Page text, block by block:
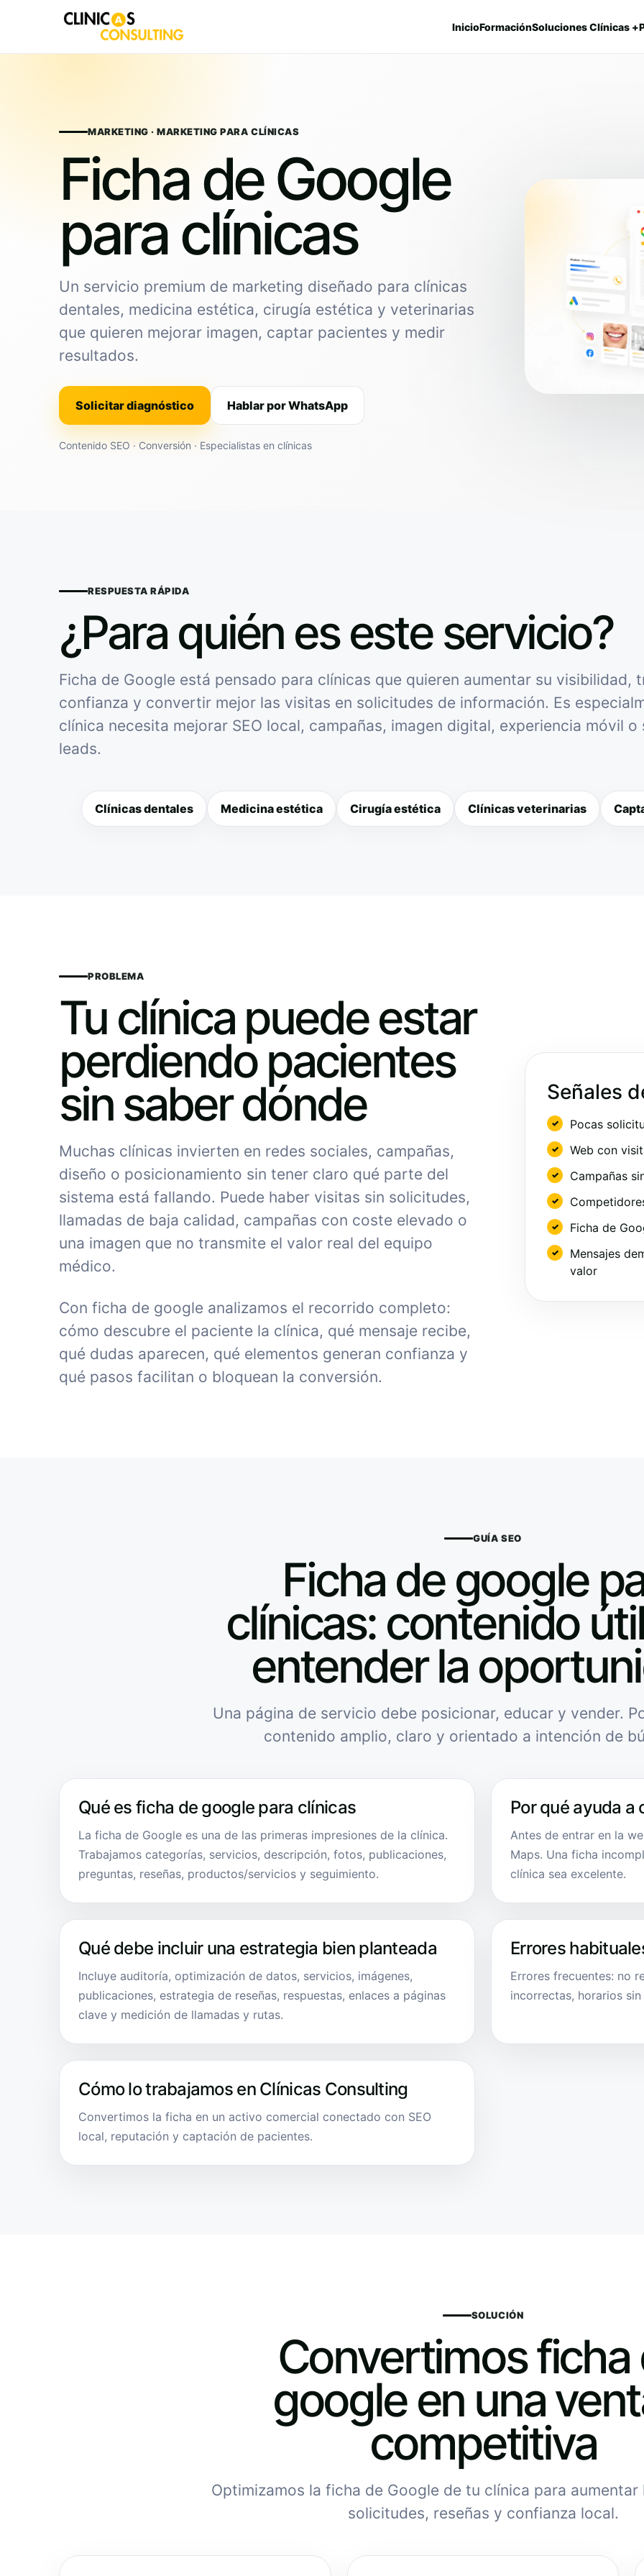
InicioFormaciónSoluciones Clínicas +
MARKETING · MARKETING PARA CLÍNICAS
Ficha de Google
para clínicas
Un servicio premium de marketing diseñado para clínicas
dentales, medicina estética, cirugía estética y veterinarias
que quieren mejorar imagen, captar pacientes y medir
resultados.
Solicitar diagnóstico Hablar por WhatsApp
Contenido SEO · Conversión · Especialistas en clínicas
RESPUESTA RÁPIDA
¿Para quién es este servicio?
Ficha de Google está pensado para clínicas que quieren aumentar su visibilidad,
confianza y convertir mejor las visitas en solicitudes de información. Es
clínica necesita mejorar SEO local, campañas, imagen digital, experiencia móvil o
leads.
Clínicas dentales Medicina estética Cirugía estética Clínicas veterinarias
PROBLEMA
Tu clínica puede estar
perdiendo pacientes
sin saber dónde
Muchas clínicas invierten en redes sociales, campañas,
diseño o posicionamiento sin tener claro qué parte del
sistema está fallando. Puede haber visitas sin solicitudes,
llamadas de baja calidad, campañas con coste elevado o
una imagen que no transmite el valor real del equipo
médico.
Con ficha de google analizamos el recorrido completo:
cómo descubre el paciente la clínica, qué mensaje recibe,
qué dudas aparecen, qué elementos generan confianza y
qué pasos facilitan o bloquean la conversión.
Señales
Pocas
Web con
Campañas
Ficha de
Mensajes
valor
GUÍA SEO
Ficha de google
clínicas: contenido
entender la
Una página de servicio debe posicionar, educar y vender.
contenido amplio, claro y orientado a intención de
Qué es ficha de google para clínicas
La ficha de Google es una de las primeras impresiones de la clínica.
Trabajamos categorías, servicios, descripción, fotos, publicaciones,
preguntas, reseñas, productos/servicios y seguimiento.
Por qué ayuda
Antes de entrar en la
Maps. Una ficha
clínica sea excelente.
Qué debe incluir una estrategia bien planteada
Incluye auditoría, optimización de datos, servicios, imágenes,
publicaciones, estrategia de reseñas, respuestas, enlaces a páginas
clave y medición de llamadas y rutas.
Errores
Errores frecuentes: no
incorrectas, horarios
Cómo lo trabajamos en Clínicas Consulting
Convertimos la ficha en un activo comercial conectado con SEO
local, reputación y captación de pacientes.
SOLUCIÓN
Convertimos ficha
google en una
competitiva
Optimizamos la ficha de Google de tu clínica para aumentar
solicitudes, reseñas y confianza local.